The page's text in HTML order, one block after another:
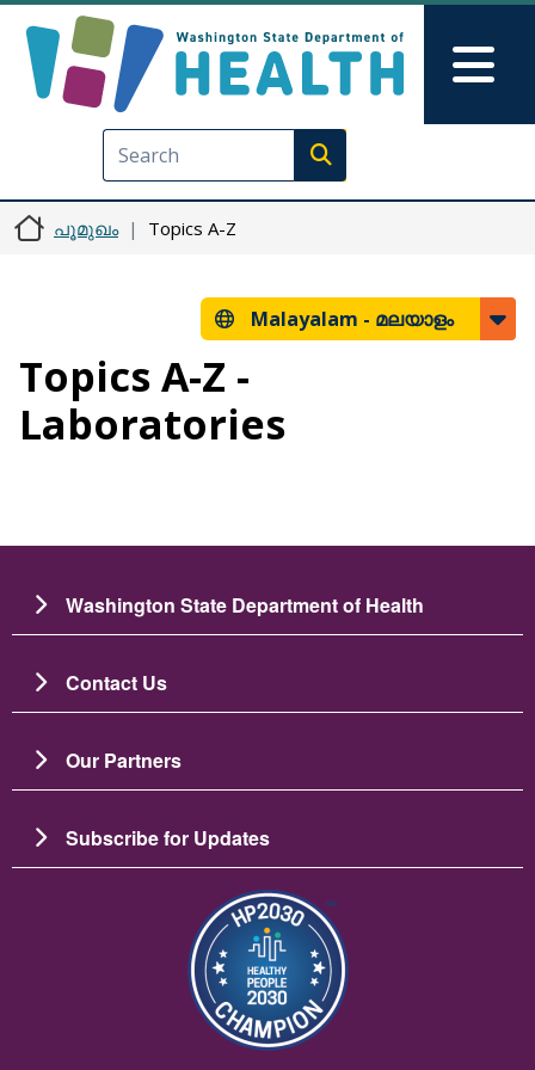
Execute search
പൂമുഖം Topics A-Z
Malayalam - മലയാളം
Topics A-Z -
Laboratories
Washington State Department of Health
Contact Us
Our Partners
Subscribe for Updates
ചിത്രം